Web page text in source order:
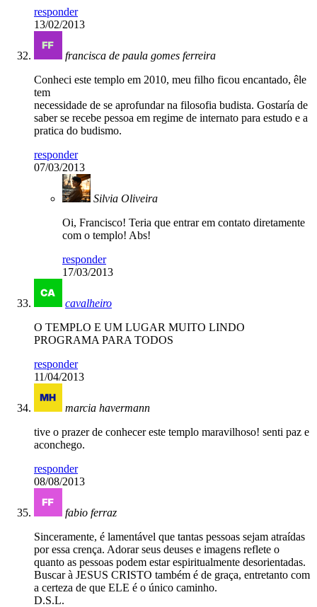
responder
13/02/2013
francisca de paula gomes ferreira
Conheci este templo em 2010, meu filho ficou encantado, êle
tem
necessidade de se aprofundar na filosofia budista. Gostaría de
saber se recebe pessoa em regime de internato para estudo e a
pratica do budismo.
responder
07/03/2013
Silvia Oliveira
Oi, Francisco! Teria que entrar em contato diretamente
com o templo! Abs!
responder
17/03/2013
cavalheiro
O TEMPLO E UM LUGAR MUITO LINDO
PROGRAMA PARA TODOS
responder
11/04/2013
marcia havermann
tive o prazer de conhecer este templo maravilhoso! senti paz e
aconchego.
responder
08/08/2013
fabio ferraz
Sinceramente, é lamentável que tantas pessoas sejam atraídas
por essa crença. Adorar seus deuses e imagens reflete o
quanto as pessoas podem estar espiritualmente desorientadas.
Buscar à JESUS CRISTO também é de graça, entretanto com
a certeza de que ELE é o único caminho.
D.S.L.